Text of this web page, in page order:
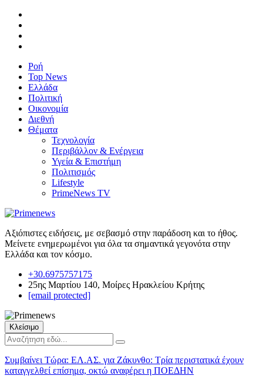
Ροή
Top News
Ελλάδα
Πολιτική
Οικονομία
Διεθνή
Θέματα
Τεχνολογία
Περιβάλλον & Ενέργεια
Υγεία & Επιστήμη
Πολιτισμός
Lifestyle
PrimeNews TV
Αξιόπιστες ειδήσεις, με σεβασμό στην παράδοση και το ήθος.
Μείνετε ενημερωμένοι για όλα τα σημαντικά γεγονότα στην
Ελλάδα και τον κόσμο.
+30.6975757175
25ης Μαρτίου 140, Μοίρες Ηρακλείου Κρήτης
[email protected]
Κλείσιμο
Συμβαίνει Τώρα: ΕΛ.ΑΣ. για Ζάκυνθο: Τρία περιστατικά έχουν
καταγγελθεί επίσημα, οκτώ αναφέρει η ΠΟΕΔΗΝ